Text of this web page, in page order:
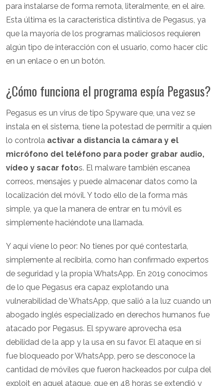
para instalarse de forma remota, literalmente, en el aire.
Esta última es la característica distintiva de Pegasus, ya
que la mayoría de los programas maliciosos requieren
algún tipo de interacción con el usuario, como hacer clic
en un enlace o en un botón.
¿Cómo funciona el programa espía Pegasus?
Pegasus es un virus de tipo Spyware que, una vez se
instala en el sistema, tiene la potestad de permitir a quien
lo controla activar a distancia la cámara y el
micrófono del teléfono para poder grabar audio,
vídeo y sacar fotos. El malware también escanea
correos, mensajes y puede almacenar datos como la
localización del móvil. Y todo ello de la forma más
simple, ya que la manera de entrar en tu móvil es
simplemente haciéndote una llamada.
Y aquí viene lo peor: No tienes por qué contestarla,
simplemente al recibirla, como han confirmado expertos
de seguridad y la propia WhatsApp. En 2019 conocimos
de lo que Pegasus era capaz explotando una
vulnerabilidad de WhatsApp, que salió a la luz cuando un
abogado inglés especializado en derechos humanos fue
atacado por Pegasus. El spyware aprovecha esa
debilidad de la app y la usa en su favor. El ataque en sí
fue bloqueado por WhatsApp, pero se desconoce la
cantidad de móviles que fueron hackeados por culpa del
exploit en aquel ataque, que en 48 horas se extendió y